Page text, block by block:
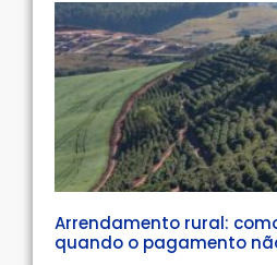
Arrendamento rural:
quando o pagamento